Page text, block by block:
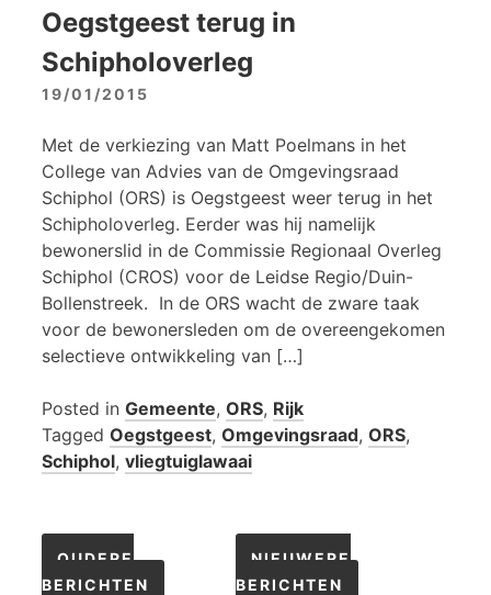
Oegstgeest terug in
Schipholoverleg
19/01/2015
Met de verkiezing van Matt Poelmans in het
College van Advies van de Omgevingsraad
Schiphol (ORS) is Oegstgeest weer terug in het
Schipholoverleg. Eerder was hij namelijk
bewonerslid in de Commissie Regionaal Overleg
Schiphol (CROS) voor de Leidse Regio/Duin-
Bollenstreek. In de ORS wacht de zware taak
voor de bewonersleden om de overeengekomen
selectieve ontwikkeling van […]
Posted in Gemeente, ORS, Rijk
Tagged Oegstgeest, Omgevingsraad, ORS,
Schiphol, vliegtuiglawaai
Berichtennavigatie
OUDERE
BERICHTEN
NIEUWERE
BERICHTEN